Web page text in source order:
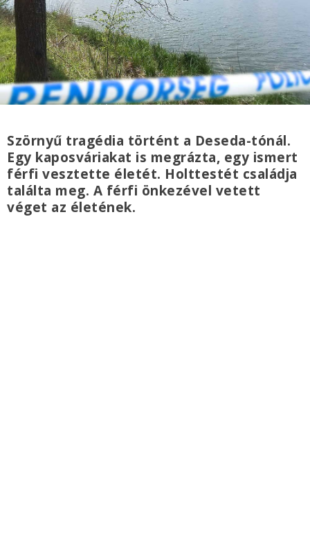
Szörnyű tragédia történt a Deseda-tónál.
Egy kaposváriakat is megrázta, egy ismert
férfi vesztette életét. Holttestét családja
találta meg. A férfi önkezével vetett
véget az életének.